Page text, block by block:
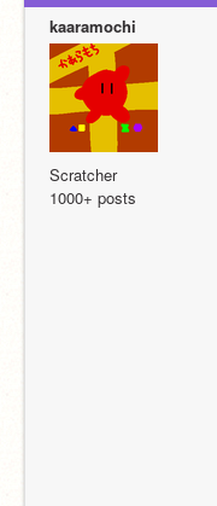
kaaramochi
Scratcher
1000+ posts